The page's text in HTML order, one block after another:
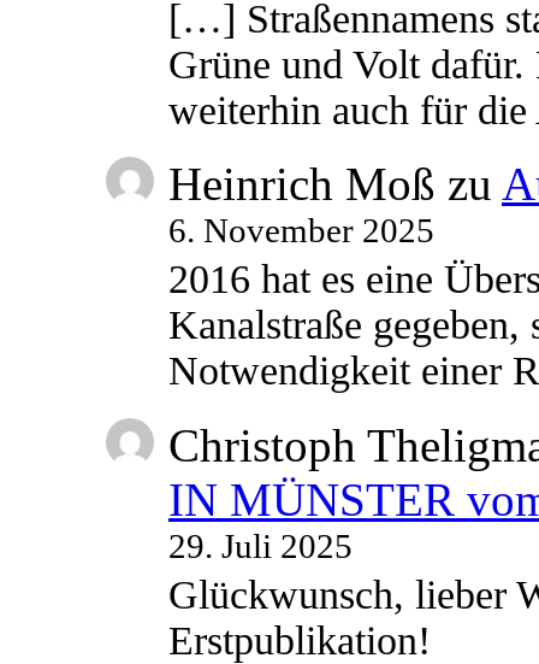
[…] Straßennamens
Grüne und Volt
weiterhin auch für
Heinrich Moß zu
6. November 2025
2016 hat es eine
Kanalstraße
Notwendigkeit einer
Christoph
IN MÜNSTER
29. Juli 2025
Glückwunsch, lieber
Erstpublikation!